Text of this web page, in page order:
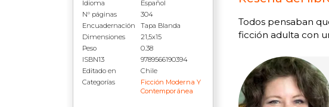
Idioma
Español
N° páginas
304
Encuadernación
Tapa Blanda
Dimensiones
21,5x15
Peso
0.38
ISBN13
9789566190394
Editado en
Chile
Categorías
Ficción Moderna Y
Contemporánea
Todos pensaban
ficción adulta con